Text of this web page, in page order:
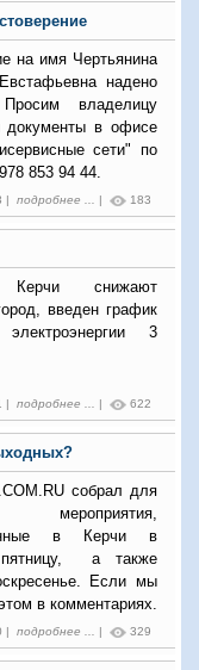
на имя Чертьянина
надено
владелицу
документы в офисе
сети" по
853 94 44.
| подробнее ... | 183
Керчи снижают
введен график
электроэнергии 3
| подробнее ... 622
собрал для
в Керчи в
а также
Если мы
в комментариях.
| подробнее ... 329